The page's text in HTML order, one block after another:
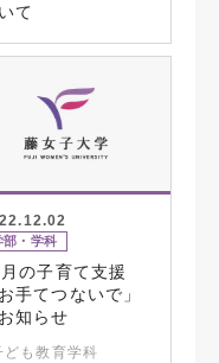
て
部・学科
の子育て支援
お手てつないで」
知らせ
ども教育学科